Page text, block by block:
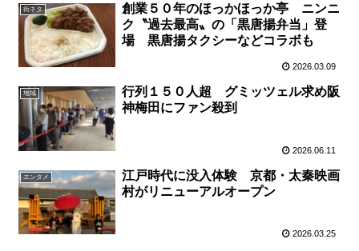
街ネタ
創業５０年のほっかほっか亭 ニンニ
ク〝過去最高〟の「黒唐揚弁当」登
場 黒唐揚タクシーなどコラボも
2026.03.09
地域
行列１５０人超 グミッツェル求め阪
神梅田にファン殺到
2026.06.11
エンタメ
江戸時代に没入体験 京都・太秦映画
村がリニューアルオープン
2026.03.25